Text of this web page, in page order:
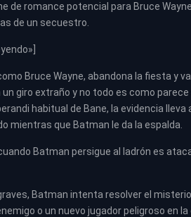
de romance potencial para Bruce
de un secuestro.
Bruce Wayne, abandona la fiesta y
giro extraño y no todo es como
habitual de Bane, la evidencia lleva
mientras que Batman le da la espalda.
Batman persigue al ladrón es
Batman intenta resolver el
o un nuevo jugador peligroso en la